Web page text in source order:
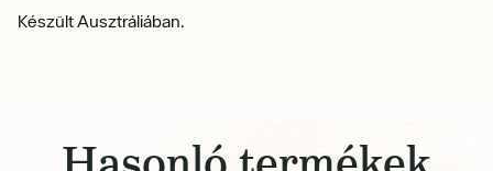
Készült Ausztráliában.